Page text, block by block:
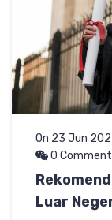
On 23 Jun
0
Luar